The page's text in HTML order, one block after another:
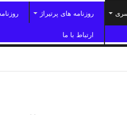
روزنامه های پرتیراژ
ارتباط با ما